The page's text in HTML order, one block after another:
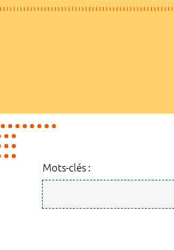
Mots-clés :